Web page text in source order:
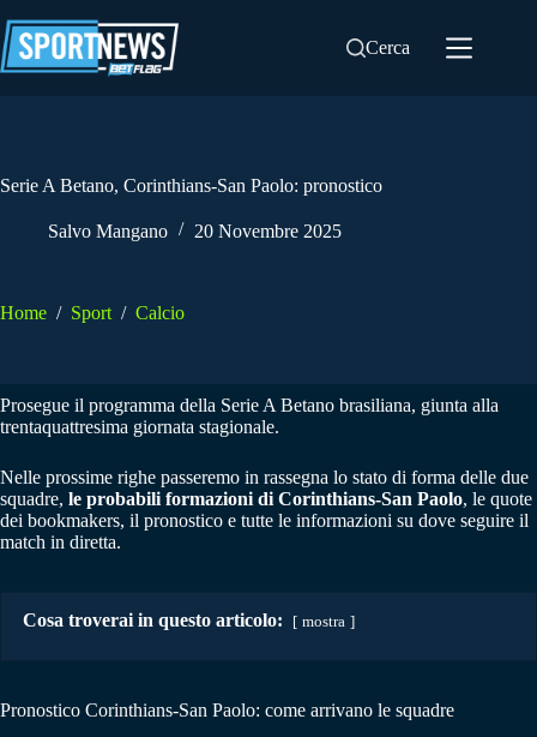
al
contenuto
Cerca
Serie A Betano, Corinthians-San Paolo: pronostico
Salvo Mangano 20 Novembre 2025
Home / Sport / Calcio
Prosegue il programma della Serie A Betano brasiliana, giunta alla
trentaquattresima giornata stagionale.
Nelle prossime righe passeremo in rassegna lo stato di forma delle due
squadre, le probabili formazioni di Corinthians-San Paolo, le quote
dei bookmakers, il pronostico e tutte le informazioni su dove seguire il
match in diretta.
Cosa troverai in questo articolo: mostra
Pronostico Corinthians-San Paolo: come arrivano le squadre